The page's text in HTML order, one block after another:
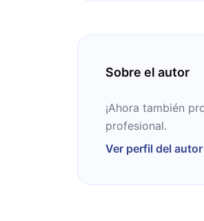
Sobre el autor
¡Ahora también
profesional.
Ver perfil del autor